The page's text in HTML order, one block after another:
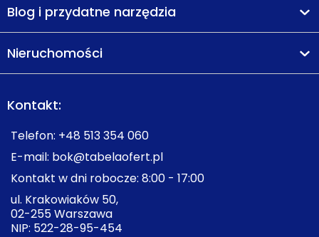
Blog i przydatne narzędzia
Nieruchomości
Kontakt:
Telefon: +48 513 354 060
E-mail: bok@tabelaofert.pl
Kontakt w dni robocze: 8:00 - 17:00
ul. Krakowiaków 50,
02-255 Warszawa
NIP: 522-28-95-454